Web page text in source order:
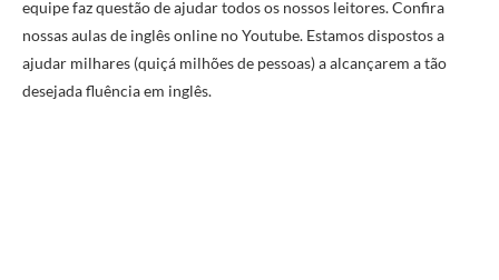
equipe faz questão de ajudar todos os nossos leitores. Confira
nossas aulas de inglês online no Youtube. Estamos dispostos a
ajudar milhares (quiçá milhões de pessoas) a alcançarem a tão
desejada fluência em inglês.